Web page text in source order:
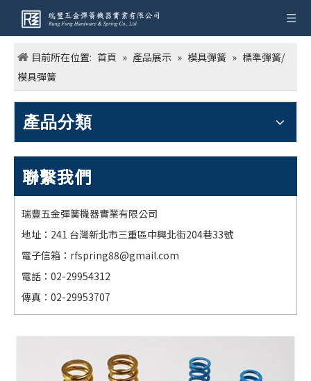
目前所在位置: 首頁 » 產品展示 » 模具彈簧 » 標準彈簧/
模具彈簧
產品分類
聯繫我們
瑞豐五金彈簧機器實業有限公司
地址：241 台灣新北市三重區中興北街204巷33號
電子信箱： rfspring88@gmail.com
電話：02-29954312
傳真：02-29953707